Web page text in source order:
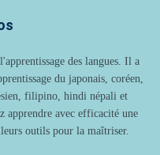
des langues. Il a
du japonais, coréen,
filipino, hindi népali et
apprendre avec efficacité une
outils pour la maîtriser.